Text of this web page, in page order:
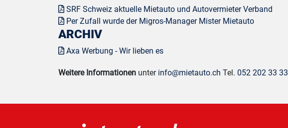
SRF Schweiz aktuelle Mietauto und Autovermieter Verband
Per Zufall wurde der Migros-Manager Mister Mietauto
ARCHIV
Axa Werbung - Wir lieben es
Weitere Informationen unter info@mietauto.ch Tel. 052 202 33 33